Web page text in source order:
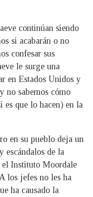
continúan siendo
si acabarán o no
confesar sus
le surge una
en Estados Unidos y
no sabemos cómo
es que lo hacen) en la
en su pueblo deja un
escándalos de la
el Instituto Moordale
los jefes no les ha
ha causado la